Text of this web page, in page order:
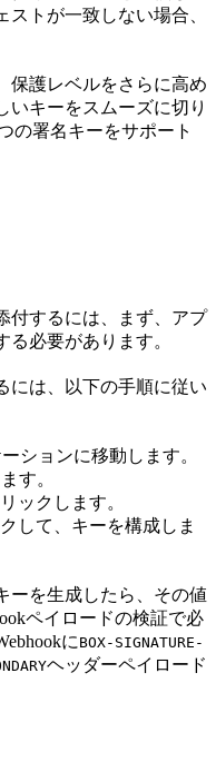
トが一致しない場合、
保護レベルをさらに高め
いキーをスムーズに切り
の署名キーをサポート
付するには、まず、アプ
必要があります。
には、以下の手順に従い
ションに移動します。
す。
ックします。
して、キーを構成しま
ーを生成したら、その値
ペイロードの検証で必
に BOX-SIGNATURE-
ヘッダーペイロード